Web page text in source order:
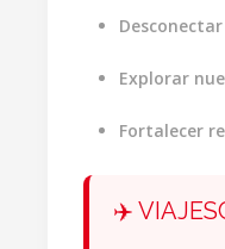
Explorar
Fortalecer
✈️